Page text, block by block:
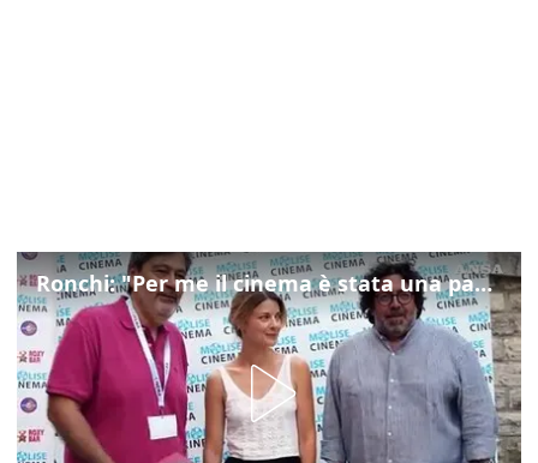
Ronchi: "Per me il cinema è stata una passione, monografia dedicata è un bel regalo"